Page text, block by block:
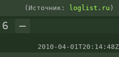
(Источник:
loglist.ru )
6 –
2010-04-01T20:14:48Z